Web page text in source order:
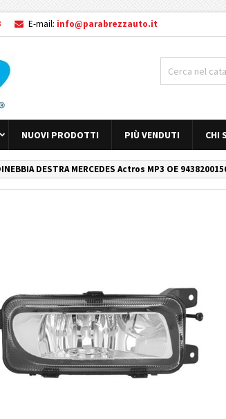
E-mail: info@parabrezzauto.it
NUOVI PRODOTTI PIÙ VENDUTI CHI
DESTRA MERCEDES Actros MP3 OE